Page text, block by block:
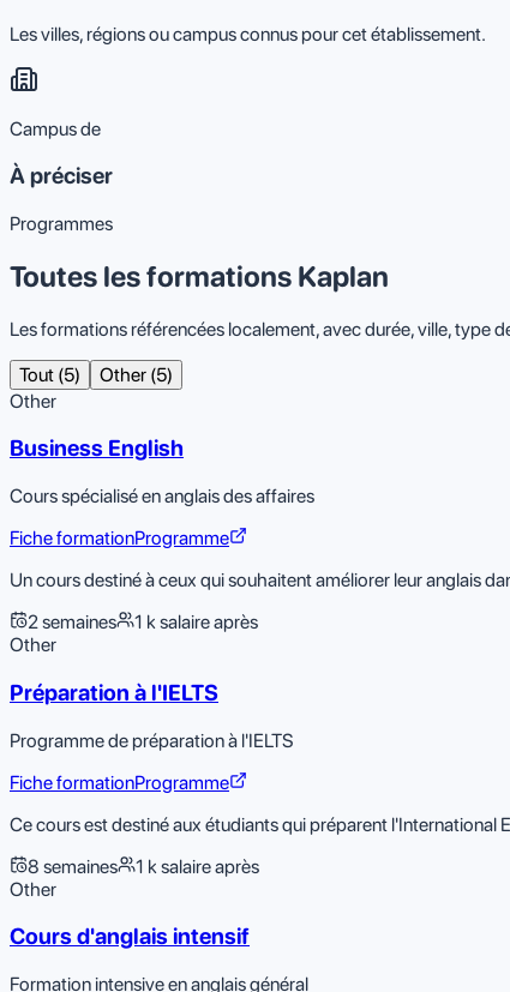
Les villes, régions ou campus connus pour cet établissement.
Campus de
À préciser
Programmes
Toutes les formations Kaplan
Les formations référencées localement, avec durée, ville, type
Tout (5)
Other (5)
Other
Business English
Cours spécialisé en anglais des affaires
Fiche formationProgramme
Un cours destiné à ceux qui souhaitent améliorer leur anglais
2 semaines
1 k salaire après
Other
Préparation à l'IELTS
Programme de préparation à l'IELTS
Fiche formationProgramme
Ce cours est destiné aux étudiants qui préparent l'International
8 semaines
1 k salaire après
Other
Cours d'anglais intensif
Formation intensive en anglais général